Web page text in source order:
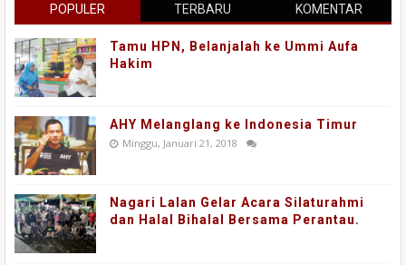
POPULER TERBARU KOMENTAR
Tamu HPN, Belanjalah ke Ummi Aufa
Hakim
AHY Melanglang ke Indonesia Timur
Minggu, Januari 21, 2018
Nagari Lalan Gelar Acara Silaturahmi
dan Halal Bihalal Bersama Perantau.